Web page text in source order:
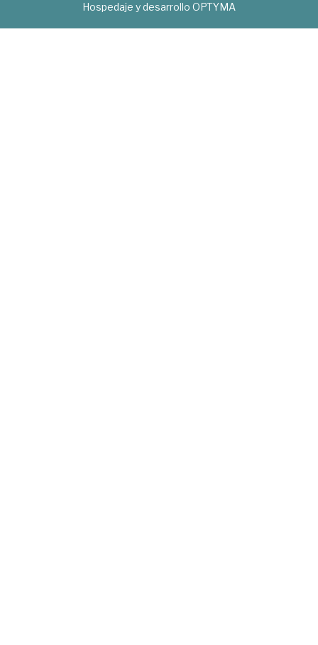
Hospedaje y desarrollo OPTYMA